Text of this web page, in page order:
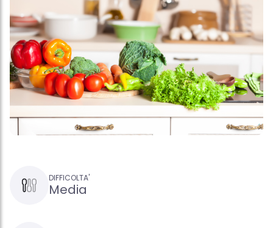
DIFFICOLTA'
Media